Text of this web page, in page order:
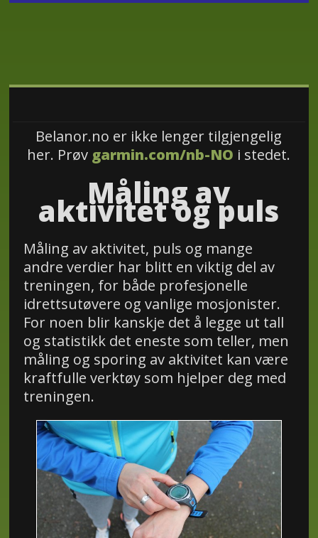
Belanor.no er ikke lenger tilgjengelig
her. Prøv garmin.com/nb-NO i stedet.
Måling av
aktivitet og puls
Måling av aktivitet, puls og mange
andre verdier har blitt en viktig del av
treningen, for både profesjonelle
idrettsutøvere og vanlige mosjonister.
For noen blir kanskje det å legge ut tall
og statistikk det eneste som teller, men
måling og sporing av aktivitet kan være
kraftfulle verktøy som hjelper deg med
treningen.